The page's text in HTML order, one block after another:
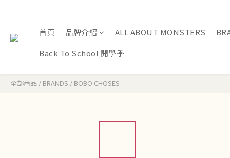
首頁 品牌介紹 ALL ABOUT MONSTERS
Back To School 開學季
全部商品 / BRANDS / BOBO CHOSES